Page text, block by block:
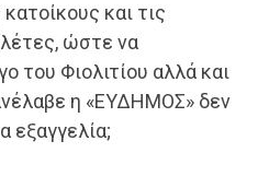
και τις
ώστε να
του Φιολιτίου αλλά και
η «ΕΥΔΗΜΟΣ» δεν
εξαγγελία;